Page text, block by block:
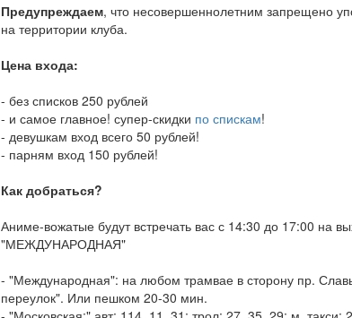
Предупреждаем, что несовершеннолетним запрещено
на территории клуба.
Цена входа:
- без списков 250 рублей
- и самое главное! супер-скидки по спискам!
- девушкам вход всего 50 рублей!
- парням вход 150 рублей!
Как добраться?
Аниме-вожатые будут встречать вас с 14:30 до 17:00 на
"МЕЖДУНАРОДНАЯ"
- "Международная": на любом трамвае в сторону пр.
переулок". Или пешком 20-30 мин.